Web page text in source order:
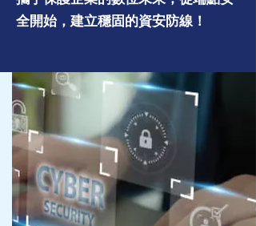
全開始，建立穩固的資安防線！